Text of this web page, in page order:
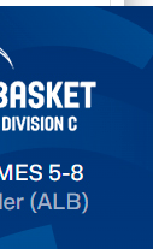
2026,